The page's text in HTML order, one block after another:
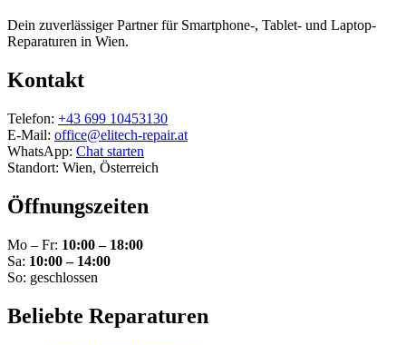
Dein zuverlässiger Partner für Smartphone-, Tablet- und Laptop-
Reparaturen in Wien.
Kontakt
Telefon: +43 699 10453130
E-Mail: office@elitech-repair.at
WhatsApp: Chat starten
Standort: Wien, Österreich
Öffnungszeiten
Mo – Fr: 10:00 – 18:00
Sa: 10:00 – 14:00
So: geschlossen
Beliebte Reparaturen